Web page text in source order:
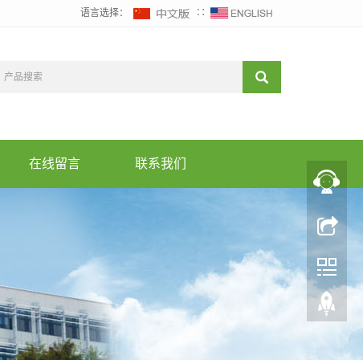
语言选择： ∷
在线留言 联系我们